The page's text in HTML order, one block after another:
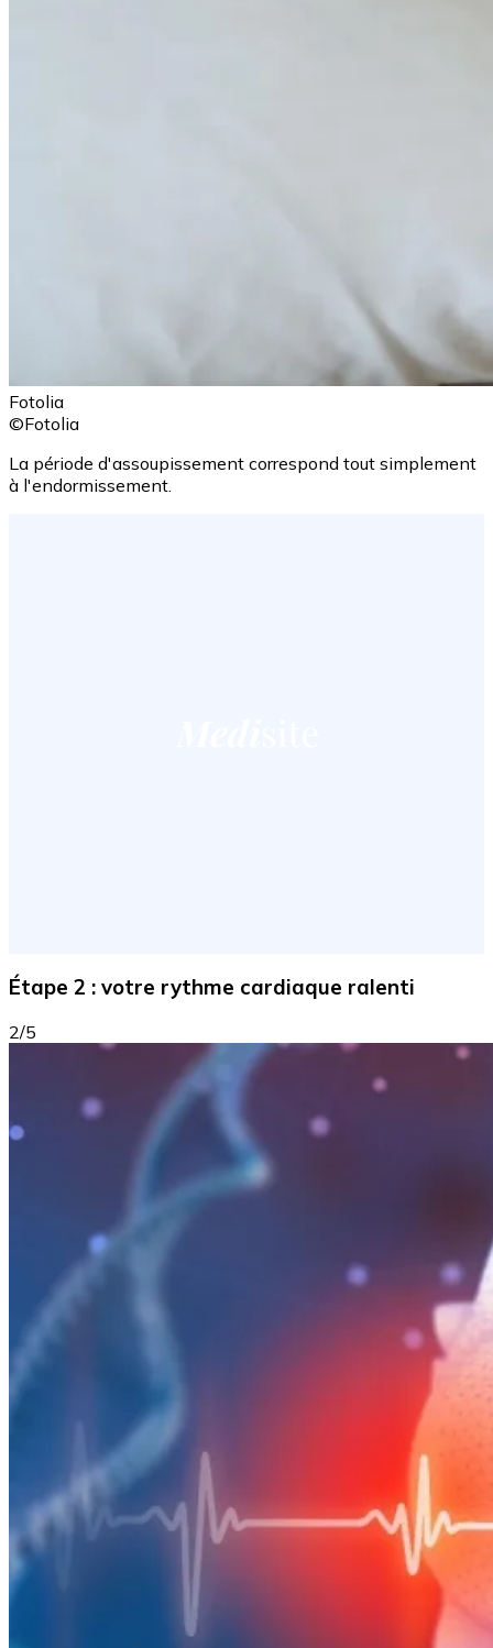
Fotolia
©Fotolia
La période d'assoupissement correspond tout simplement
à l'endormissement.
Étape 2 : votre rythme cardiaque ralenti
2/5